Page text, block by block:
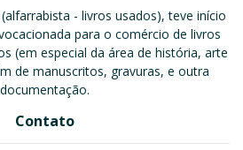
- livros usados), teve início
para o comércio de livros
(em especial da área de história, arte
de manuscritos, gravuras, e outra
documentação.
Contato